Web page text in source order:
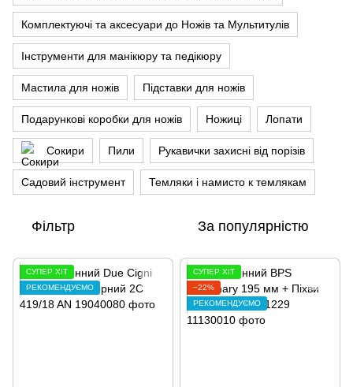
Комплектуючі та аксесуари до Ножів та Мультитулів
Інструменти для манікюру та педікюру
Мастила для ножів Підставки для ножів
Подарункові коробки для ножів Ножиці Лопати
Сокири Пили Рукавички захисні від порізів
Садовий інструмент Темляки і намисто к темлякам
Фільтр За популярністю
СУПЕР ХІТ
РЕКОМЕНДУЄМО
СУПЕР ХІТ
−22%
РЕКОМЕНДУЄМО